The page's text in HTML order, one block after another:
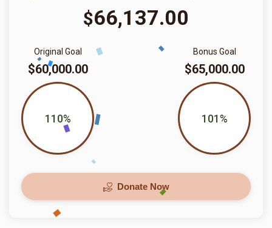
$66,137.00
Bonus Goal
$65,000.00
101%
Original Goal
$60,000.00
110%
Donate Now